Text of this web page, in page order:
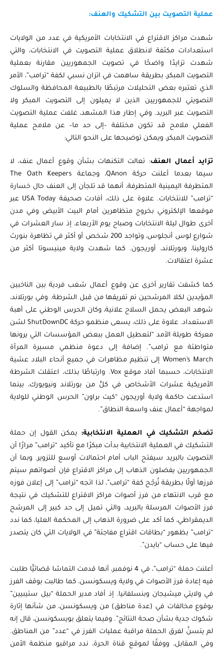
عملية التصويت بين التشكيك والعنف:
شهدت مراكز الاقتراع في الانتخابات الأمريكية في عدد من الولايات
استعدادات مكثفة لانطلاق عملية التصويت في الانتخابات، والتي
شهدت تزايدًا واضحًا في تصويت الجمهوريين مقارنة بعملية
التصويت المبكر، بطريقة ساهمت في اتزان نسبي لكفة “ترامب”، الأمر
الذي تعتبره بعض التحليلات مرتبطًا بالطبيعة المحافظة والسلوك
التصويتي للجمهوريين الذين لا يميلون إلى التصويت المبكر ولا
التصويت عبر البريد. وفي إطار هذا المشهد، غلفت عملية التصويت
الفعلي ملامح قد تكون مختلفة –إلى حد ما– عن ملامح عملية
التصويت المبكر، ويمكن توضيحها على النحو التالي:
تزايد أعمال العنف: تعالت التكنهات بشأن وقوع أعمال عنف، لا
سيما بعدما أعلنت حركة QAnon، وجماعة The Oath Keepers
المتطرفة اليمينية المتطرفة، أنهما قد تلجآن إلى العنف حال خسارة
“ترامب” للانتخابات. علاوة على ذلك، أفادت صحيفة USA Today عبر
موقعها الإلكتروني بخروج متظاهرين أمام البيت الأبيض وفي مدن
أخرى طوال ليلة الانتخابات وصباح يوم الأربعاء، إذ سار العشرات في
شوارع لوس أنجلوس، وتواجد 200 شخص أو أكثر في تظاهرة بنورث
كارولينا، وبورتلاند، أوريجون. كما شهدت ولاية مينيسوتا أكثر من
عشرة اعتقالات.
كما كشفت تقارير أخرى عن وقوع أعمال شغب فردية بين الناخبين
المؤيدين لكلا المرشحين تم تفريقها من قبل الشرطة. وفي بورتلاند،
شوهد البعض يحمل السلاح علانية، وكان الحرس الوطني على أهبة
الاستعداد. علاوة على ذلك، يسعى منظمو حركة ShutDownDC لشن
معركة طويلة الأمد “لتعطيل العمل ببعض المؤسسات التي يرونها
متواطئة مع ترامب”. إضافة إلى دعوة منظمي مسيرة المرأة
Women’s March إلى تنظيم مظاهرات في جميع أنحاء البلاد عشية
الانتخابات، حسبما أفاد موقع Vox. وارتباطًا بذلك، اعتقلت الشرطة
الأمريكية عشرات الأشخاص في كلٍّ من بورتلاند ونيويورك، بينما
استدعت حاكمة ولاية أوريجون “كيت براون” الحرس الوطني للولاية
لمواجهة “أعمال عنف واسعة النطاق”.
تضخم التشكيك في العملية الانتخابية:يمكن القول إن حملة
التشكيك في العملية الانتخابية بدأت مبكرًا مع تأكيد “ترامب” مرارًا أن
التصويت بالبريد سيفتح الباب أمام احتمالات أوسع للتزوير. وبما أن
الجمهوريين يفضلون الذهاب إلى مراكز الاقتراع فإن أصواتهم سيتم
فرزها أولًا بطريقة تُرجّح كفة “ترامب”، لذا اتجه “ترامب” إلى إعلان فوزه
مع قرب الانتهاء من فرز أصوات مراكز الاقتراع للتشكيك في نتيجة
فرز الأصوات المرسلة بالبريد، والتي تميل إلى حد كبير إلى المرشح
الديمقراطي، كما أكد على ضرورة الذهاب إلى المحكمة العليا، كما ندد
“ترامب” بظهور “بطاقات اقتراع مفاجئة” في الولايات التي كان يتصدر
فيها على حساب “بايدن”.
أعلنت حملة “ترامب”، في 4 نوفمبر، أنها قدمت التماسًا قضائيًّا طلبت
فيه إعادة فرز الأصوات في ولاية ويسكونسن، كما طالبت بوقف الفرز
في ولايتي ميشيجان وبنسلفانيا. إذ أفاد مدير الحملة “بيل ستيبيين”
بوقوع مخالفات في (عدة مناطق) من ويسكونسن، من شأنها إثارة
شكوك جدية بشأن صحة النتائج”. وفيما يتعلق بويسكونسن، قال إنه
لم يتسنَّ لفرق الحملة مراقبة عمليات الفرز في “عدد” من المناطق.
وفي المقابل، ووفقًا لموقع قناة الحرة، ندد مراقبو منظمة الأمن